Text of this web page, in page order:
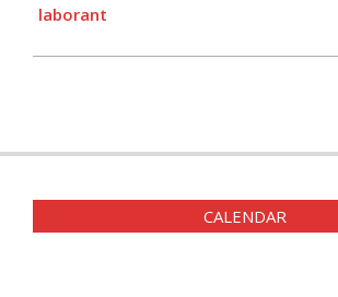
laborant
CALENDAR